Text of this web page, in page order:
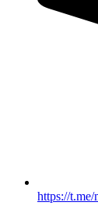
https://t.me/